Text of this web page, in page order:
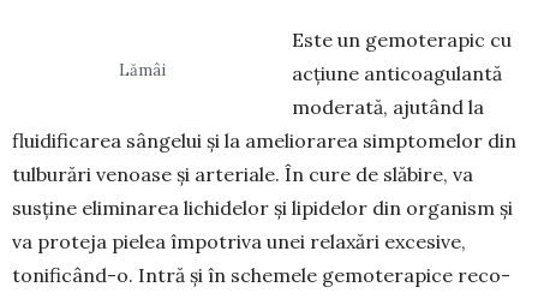
Lămâi
Este un gemoterapic cu
acțiune anticoagulantă
moderată, ajutând la
fluidificarea sângelui şi la ameliorarea simptomelor din
tulburări venoase şi arteriale. În cure de slăbire, va
susține eliminarea lichidelor şi lipidelor din organism și
va proteja pielea împotriva unei rela­xări excesive,
tonifi­când-o. Intră și în schemele ge­mo­terapice reco­